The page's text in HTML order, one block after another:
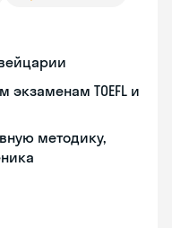
TOEFL и
методику,